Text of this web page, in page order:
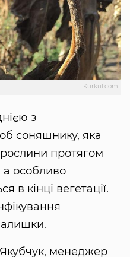
Kurkul.com
з
соняшнику, яка
протягом
а особливо
в кінці вегетації.
менеджер